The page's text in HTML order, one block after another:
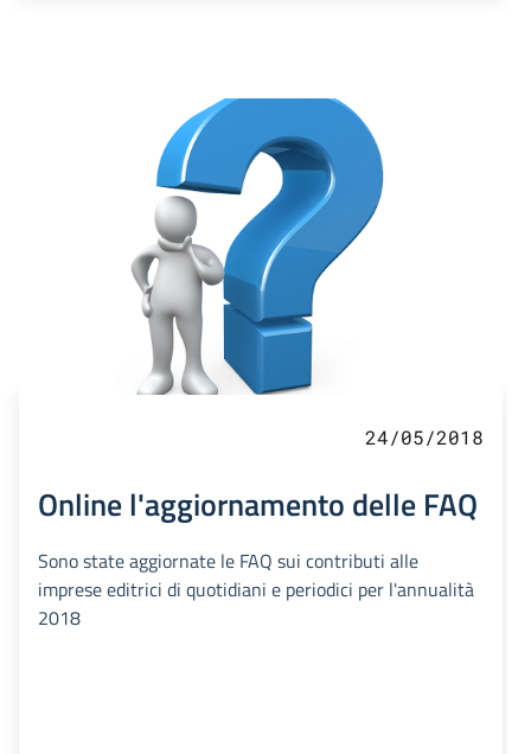
24/05/2018
Online l'aggiornamento delle FAQ
Sono state aggiornate le FAQ sui contributi alle
imprese editrici di quotidiani e periodici per l'annualità
2018